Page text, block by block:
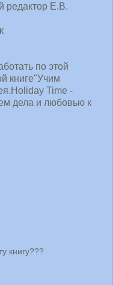
редактор Е.В.
по этой
книге"Учим
Time -
дела и любовью к
книгу???